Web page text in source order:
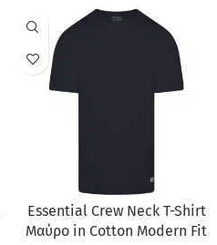
ΠΡΟΣΦΟΡΆ
Essential Crew Neck T-Shirt
Μαύρο in Cotton Modern Fit